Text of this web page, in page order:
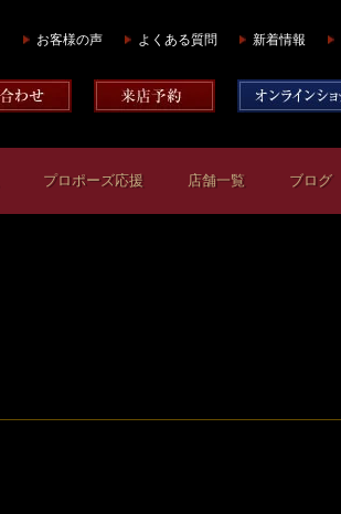
お客様の声 よくある質問 新着情報
プロポーズ応援 店舗一覧 ブログ